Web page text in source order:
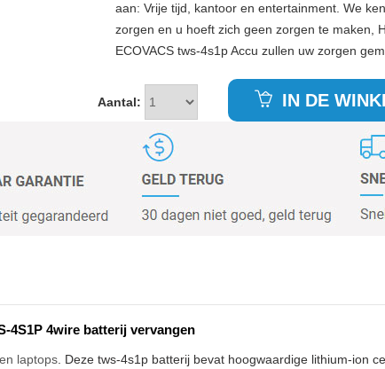
aan: Vrije tijd, kantoor en entertainment. We
zorgen en u hoeft zich geen zorgen te maken,
ECOVACS tws-4s1p Accu zullen uw zorgen
Aantal: IN DE
4S1P 4wire batterij vervangen
laptops. Deze tws-4s1p batterij bevat hoogwaardige lithium-ion